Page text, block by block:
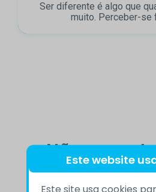
Ser diferente é algo que
muito. Perceber-se
Não
procurava,
Este website
Este site usa cookies